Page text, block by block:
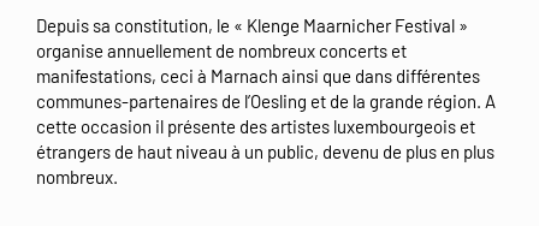
Depuis sa constitution, le « Klenge Maarnicher Festival »
organise annuellement de nombreux concerts et
manifestations, ceci à Marnach ainsi que dans différentes
communes-partenaires de l’Oesling et de la grande région. A
cette occasion il présente des artistes luxembourgeois et
étrangers de haut niveau à un public, devenu de plus en plus
nombreux.